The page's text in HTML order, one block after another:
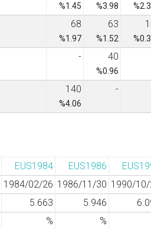
%1.45 %3.98
68
%1.97
63
%1.52
- 40
%0.96
140
%4.06
-
EUS1984 EUS1986
1984/02/26 1986/11/30 1990/
5.663 5.946
% %